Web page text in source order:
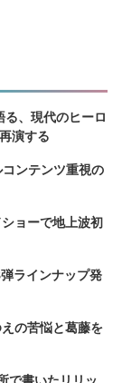
る、現代のヒーロ
演する
ンテンツ重視の
ョーで地上波初
ラインナップ発
の苦悩と葛藤を
で書いたリリッ